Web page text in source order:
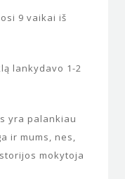
9 vaikai iš
lankydavo 1-2
yra palankiau
ir mums, nes,
mokytoja